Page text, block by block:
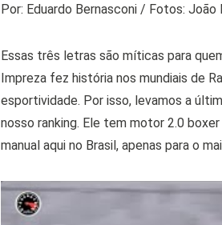
Por: Eduardo Bernasconi / Fotos: João
Essas três letras são míticas para
Impreza fez história nos mundiais de
esportividade. Por isso, levamos a
nosso ranking. Ele tem motor 2.0
manual aqui no Brasil, apenas para o